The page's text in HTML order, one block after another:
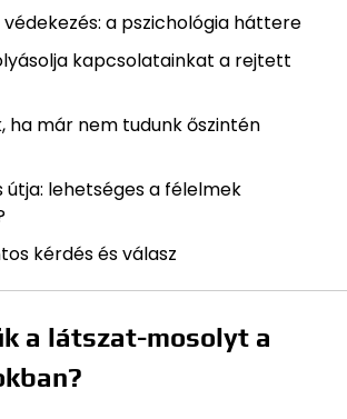
védekezés: a pszichológia háttere
kapcsolatainkat a rejtett
ha már nem tudunk őszintén
útja: lehetséges a félelmek
kérdés és válasz
a látszat-mosolyt a